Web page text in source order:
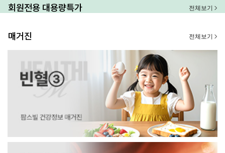
회원전용 대용량특가 전체보기
매거진 전체보기